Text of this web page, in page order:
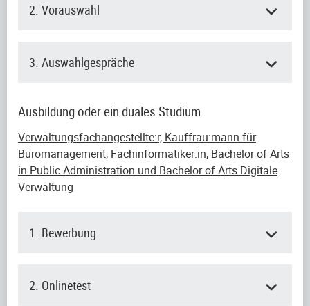
2. Vorauswahl
3. Auswahlgespräche
Ausbildung oder ein duales Studium
Verwaltungsfachangestellte:r, Kauffrau:mann für
Büromanagement, Fachinformatiker:in, Bachelor of Arts
in Public Administration und Bachelor of Arts Digitale
Verwaltung
1. Bewerbung
2. Onlinetest